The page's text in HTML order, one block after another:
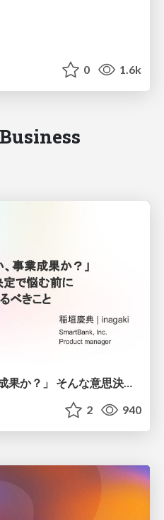
0 1.6k
「ユーザー価値か、事業成果か？」 そんな意思決定で悩む前に PMがやるべきこと
2 940